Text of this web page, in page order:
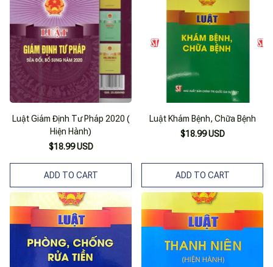
Luật Giám Định Tư Pháp 2020 (
Hiện Hành)
$18.99 USD
ADD TO CART
Luật Khám Bệnh, Chữa Bệnh
$18.99 USD
ADD TO CART